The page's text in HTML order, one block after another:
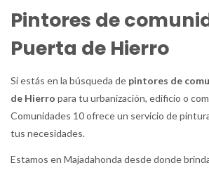
Pintores de
Puerta de Hierro
Si estás en la búsqueda de pintores de
de Hierro para tu urbanización, edificio o
Comunidades 10 ofrece un servicio de
tus necesidades.
Estamos en Majadahonda desde donde